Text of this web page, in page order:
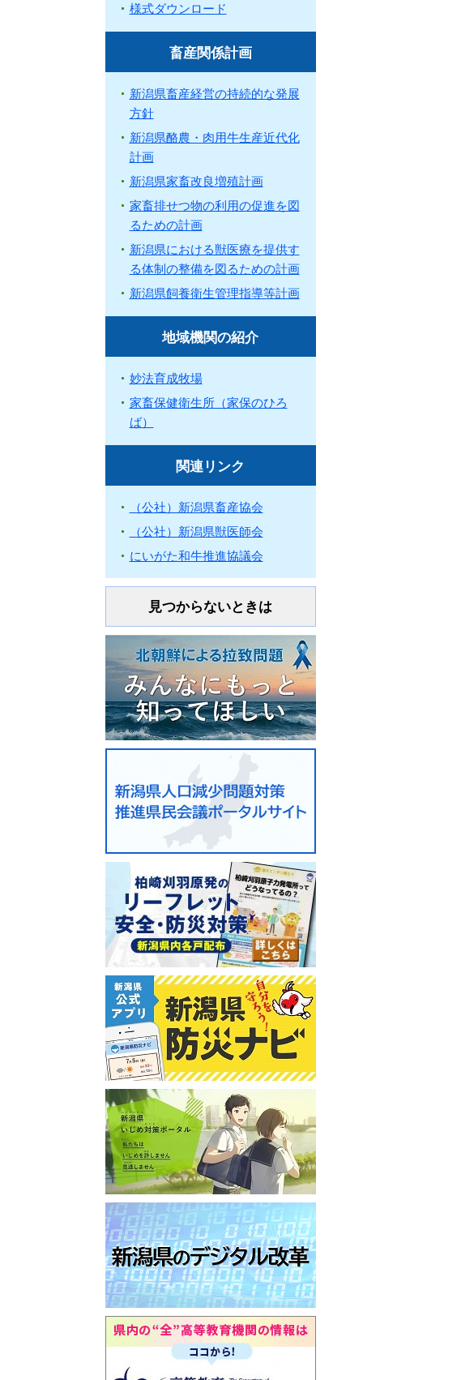
様式ダウンロード
畜産関係計画
新潟県畜産経営の持続的な発展
方針
新潟県酪農・肉用牛生産近代化
計画
新潟県家畜改良増殖計画
家畜排せつ物の利用の促進を図
るための計画
新潟県における獣医療を提供す
る体制の整備を図るための計画
新潟県飼養衛生管理指導等計画
地域機関の紹介
妙法育成牧場
家畜保健衛生所（家保のひろ
ば）
関連リンク
（公社）新潟県畜産協会
（公社）新潟県獣医師会
にいがた和牛推進協議会
見つからないときは